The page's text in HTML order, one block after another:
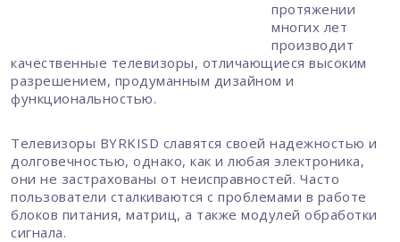
протяжении
многих лет
производит
качественные телевизоры, отличающиеся высоким
разрешением, продуманным дизайном и
функциональностью.
Телевизоры BYRKISD славятся своей надежностью и
долговечностью, однако, как и любая электроника,
они не застрахованы от неисправностей. Часто
пользователи сталкиваются с проблемами в работе
блоков питания, матриц, а также модулей обработки
сигнала.